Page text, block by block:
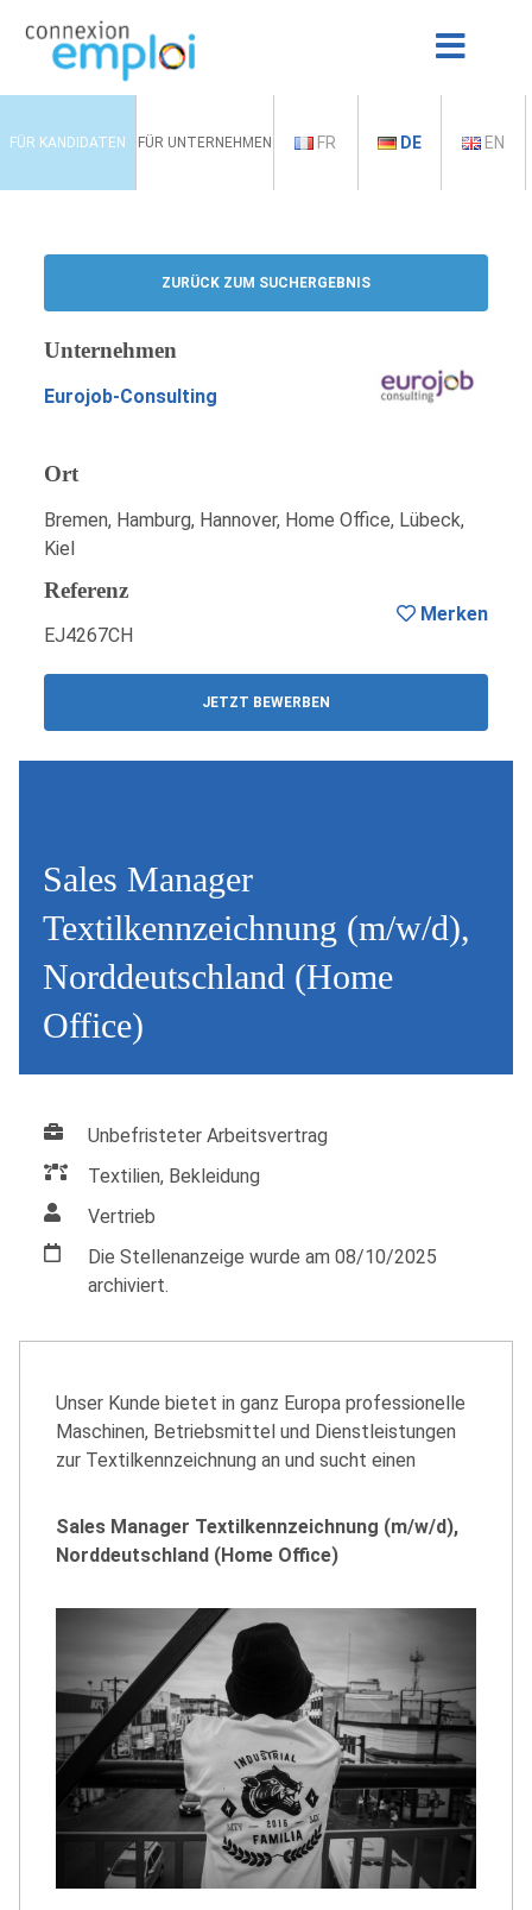
FÜR KANDIDATEN FÜR UNTERNEHMEN FR DE EN
ZURÜCK ZUM SUCHERGEBNIS
Unternehmen
Eurojob-Consulting
Ort
Bremen, Hamburg, Hannover, Home Office, Lübeck,
Kiel
Referenz
EJ4267CH
JETZT BEWERBEN
Merken
Sales Manager
Textilkennzeichnung (m/w/d),
Norddeutschland (Home
Office)
Unbefristeter Arbeitsvertrag
Textilien, Bekleidung
Vertrieb
Die Stellenanzeige wurde am 08/10/2025
archiviert.
Unser Kunde bietet in ganz Europa professionelle
Maschinen, Betriebsmittel und Dienstleistungen
zur Textilkennzeichnung an und sucht einen
Sales Manager Textilkennzeichnung (m/w/d),
Norddeutschland (Home Office)